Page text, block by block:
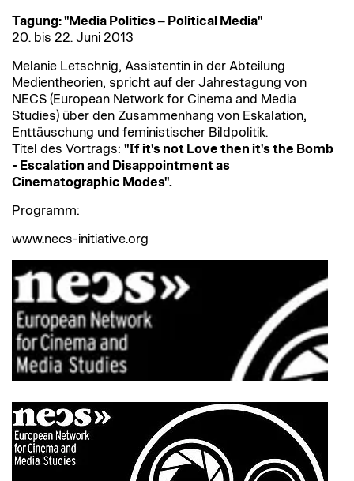
Tagung: "Media Politics ‒ Political Media"
20. bis 22. Juni 2013
Melanie Letschnig, Assistentin in der Abteilung
Medientheorien, spricht auf der Jahrestagung von
NECS (European Network for Cinema and Media
Studies) über den Zusammenhang von Eskalation,
Enttäuschung und feministischer Bildpolitik.
Titel des Vortrags: "If it's not Love then it's the Bomb
- Escalation and Disappointment as
Cinematographic Modes".
Programm:
www.necs-initiative.org